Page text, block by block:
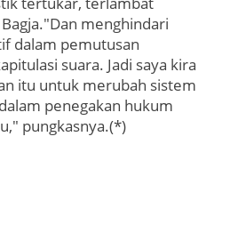
menghindari
dalam pemutusan
suara. Jadi saya kira
itu untuk merubah sistem
penegakan hukum
pungkasnya.(*)